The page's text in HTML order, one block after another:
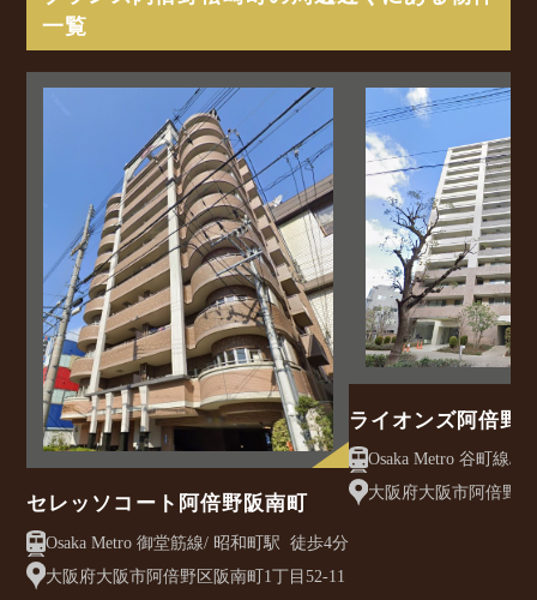
一覧
セレッソコート阿倍野阪南町
Osaka Metro 御堂筋線/ 昭和町駅 徒歩4分
大阪府大阪市阿倍野区阪南町1丁目52-11
ライオンズ阿倍野
大阪府大阪市阿倍野